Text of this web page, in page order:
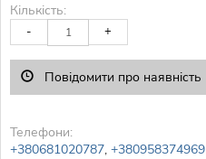
Кількість:
- +
Повідомити про наявність
Телефони:
+380681020787, +380958374969